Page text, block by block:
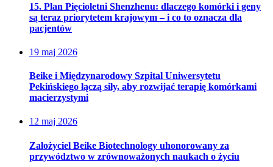
15. Plan Pięcioletni Shenzhenu: dlaczego komórki i geny
są teraz priorytetem krajowym – i co to oznacza dla
pacjentów
19 maj 2026
Beike i Międzynarodowy Szpital Uniwersytetu
Pekińskiego łączą siły, aby rozwijać terapię komórkami
macierzystymi
12 maj 2026
Założyciel Beike Biotechnology uhonorowany za
przywództwo w zrównoważonych naukach o życiu